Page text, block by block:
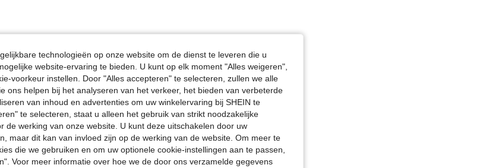
Nuttig (0)
technologieën op onze website om de dienst te leveren die u
website-ervaring te bieden. U kunt op elk moment "Alles weigeren",
voorkeur instellen. Door "Alles accepteren" te selecteren, zullen we alle
ons helpen bij het analyseren van het verkeer, het bieden van verbeterde
van inhoud en advertenties om uw winkelervaring bij SHEIN te
te selecteren, staat u alleen het gebruik van strikt noodzakelijke
de werking van onze website. U kunt deze uitschakelen door uw
maar dit kan van invloed zijn op de werking van de website. Om meer te
die we gebruiken en om uw optionele cookie-instellingen aan te passen,
Voor meer informatie over hoe we de door ons verzamelde gegevens